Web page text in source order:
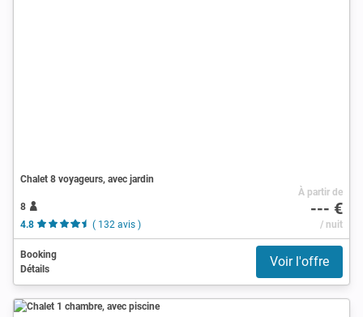
Chalet 8 voyageurs, avec jardin
8
4.8
( 132 avis )
À partir de
--- €
/ nuit
Booking
Détails
Voir l'offre